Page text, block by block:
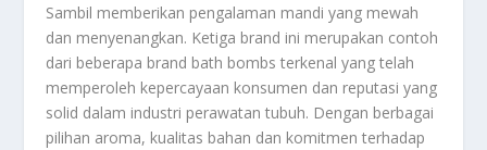
Sambil memberikan pengalaman mandi yang mewah
dan menyenangkan. Ketiga brand ini merupakan contoh
dari beberapa brand bath bombs terkenal yang telah
memperoleh kepercayaan konsumen dan reputasi yang
solid dalam industri perawatan tubuh. Dengan berbagai
pilihan aroma, kualitas bahan dan komitmen terhadap